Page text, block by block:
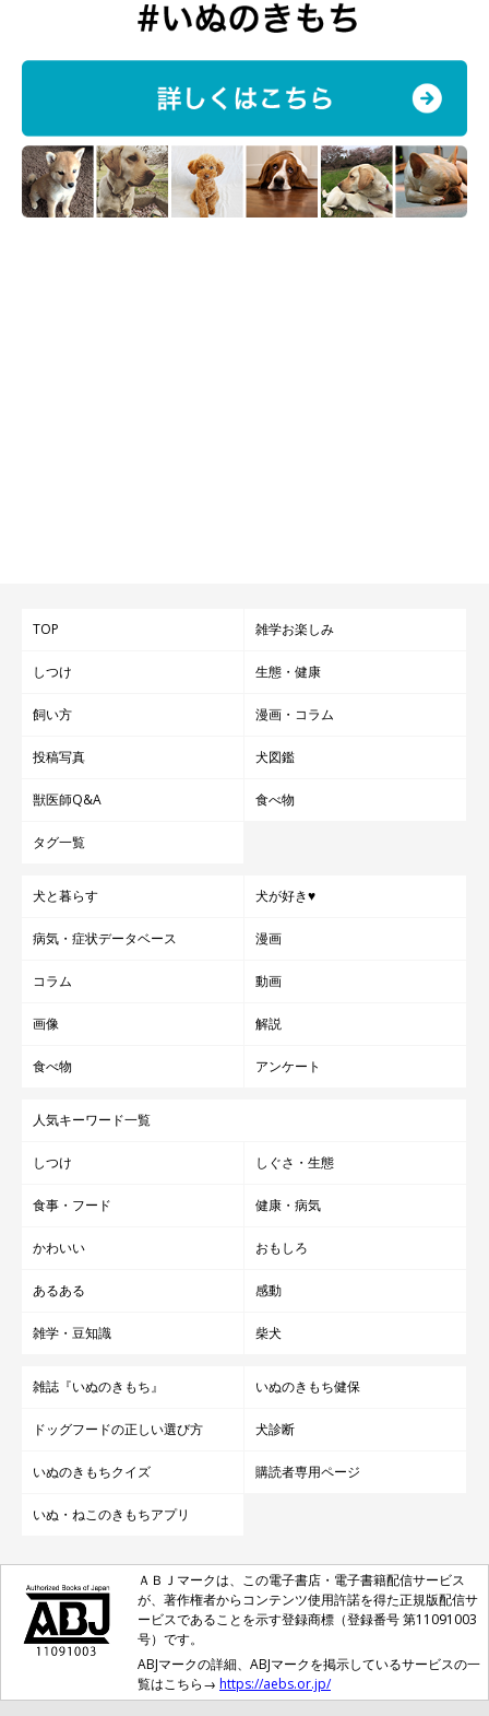
TOP 雑学お楽しみ
しつけ 生態・健康
飼い方 漫画・コラム
投稿写真 犬図鑑
獣医師Q&A 食べ物
タグ一覧
犬と暮らす 犬が好き♥
病気・症状データベース 漫画
コラム 動画
画像 解説
食べ物 アンケート
人気キーワード一覧
しつけ しぐさ・生態
食事・フード 健康・病気
かわいい おもしろ
あるある 感動
雑学・豆知識 柴犬
雑誌『いぬのきもち』 いぬのきもち健保
ドッグフードの正しい選び方 犬診断
いぬのきもちクイズ 購読者専用ページ
いぬ・ねこのきもちアプリ
ＡＢＪマークは、この電子書店・電子書籍配信サービス
が、著作権者からコンテンツ使用許諾を得た正規版配信サ
ービスであることを示す登録商標（登録番号 第11091003
号）です。
ABJマークの詳細、ABJマークを掲示しているサービスの一
覧はこちら→ https://aebs.or.jp/